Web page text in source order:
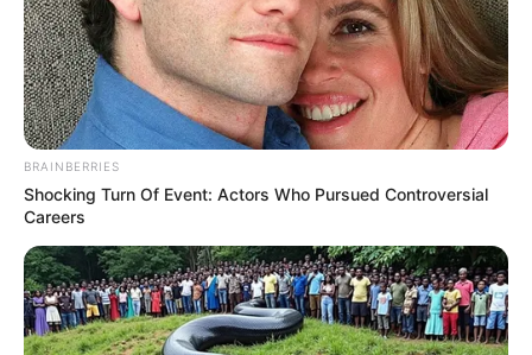
ΥΓΕΙΑ
ΈΛΕΓΧΟΣ ΠΛΗΡΟΦΟΡΙΏΝ ΓΙΑ ΤΟΝ
ΚΟΡΩΝΟΪΌ #3: «ΓΙΑΤΊ ΠΕΘΑΊΝΟΥΝ ΤΌΣΟΙ
ΠΟΛΛΟΊ ΕΡΓΑΖΌΜΕΝΟΙ ΣΤΟΝ ΤΟΜΈΑ
ΤΗΣ ΥΓΕΊΑΣ;»
ΈΛΕΓΧΟΣ ΠΛΗΡΟΦΟΡΙΏΝ ΓΙΑ ΤΟΝ ΚΟΡΩΝΟΪΌ #3: «ΓΙΑΤΊ
ΠΕΘΑΊΝΟΥΝ ΤΌΣΟΙ ΠΟΛΛΟΊ ΕΡΓΑΖΌΜΕΝΟΙ ΣΤΟΝ ΤΟΜΈΑ
ΠΑΡΟΥΣΙΆΖΟΥΝ ΜΙΑ ΕΙΚΌΝΑ ΤΩΝ ΕΡΓΑΖΟΜΈΝΩΝ...
BRAINBERRIES
Shocking Turn Of Event: Actors Who Pursued Controversial
Careers